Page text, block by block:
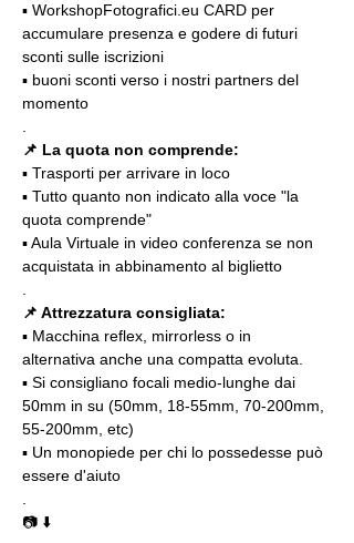
▪️ WorkshopFotografici.eu CARD per
accumulare presenza e godere di futuri
sconti sulle iscrizioni
▪️ buoni sconti verso i nostri partners del
momento
📌 La quota non comprende:
▪️ Trasporti per arrivare in loco
▪️ Tutto quanto non indicato alla voce "la
quota comprende"
▪️ Aula Virtuale in video conferenza se non
acquistata in abbinamento al biglietto
📌 Attrezzatura consigliata:
▪️ Macchina reflex, mirrorless o in
alternativa anche una compatta evoluta.
▪️ Si consigliano focali medio-lunghe dai
50mm in su (50mm, 18-55mm, 70-200mm,
55-200mm, etc)
▪️ Un monopiede per chi lo possedesse può
essere d'aiuto
📷 ⬇️